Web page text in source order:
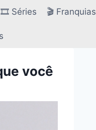
🎞️ Séries 🎬 Franquias
você